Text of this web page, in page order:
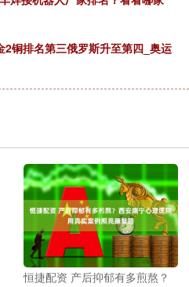
2铜排名第三俄罗斯升至第四_奥运
恒捷配资 产后抑郁有多煎熬？